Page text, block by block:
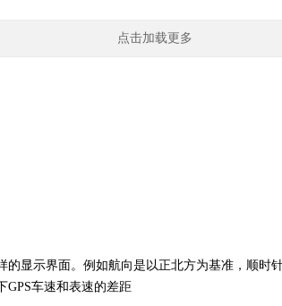
点击加载更多
的显示界面。例如航向是以正北方为基准，顺时
GPS车速和表速的差距